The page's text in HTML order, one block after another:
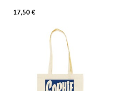
17,50 €